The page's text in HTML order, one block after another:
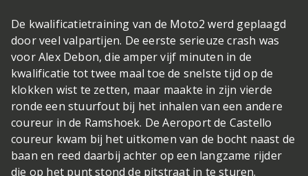
De kwalificatietraining van de Moto2 werd geplaagd
door veel valpartijen. De eerste serieuze crash was
voor Alex Debon, die amper vijf minuten in de
kwalificatie tot twee maal toe de snelste tijd op de
klokken wist te zetten, maar maakte in zijn vierde
ronde een stuurfout bij het inhalen van een andere
coureur in de Ramshoek. De Aeroport de Castello
coureur kwam bij het uitkomen van de bocht naast de
baan en reed daarbij achter op een langzame rijder
die op het punt stond de pitstraat in te sturen.